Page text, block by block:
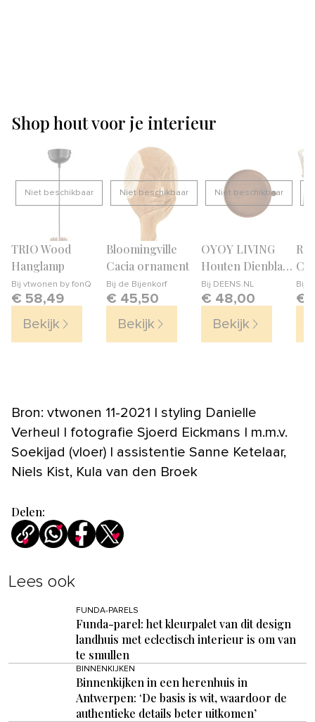
Shop hout voor je interieur
Niet beschikbaar
TRIO Wood
Hanglamp
Bij vtwonen by fonQ
€ 58,49
Bekijk
Niet beschikbaar
Bloomingville
Cacia ornament
Bij de Bijenkorf
€ 45,50
Bekijk
Niet beschikbaar
OYOY LIVING
Houten Dienblad
Inka
Bij DEENS.NL
€ 48,00
Bekijk
Bij
€
Bron: vtwonen 11-2021 | styling Danielle
Verheul | fotografie Sjoerd Eickmans | m.m.v.
Soekijad (vloer) | assistentie Sanne Ketelaar,
Niels Kist, Kula van den Broek
Delen:
Lees ook
FUNDA-PARELS
Funda-parel: het kleurpalet van dit design
landhuis met eclectisch interieur is om van
te smullen
BINNENKIJKEN
Binnenkijken in een herenhuis in
Antwerpen: ‘De basis is wit, waardoor de
authentieke details beter uitkomen’